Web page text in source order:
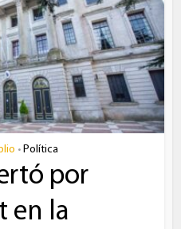
• Política
por
en la